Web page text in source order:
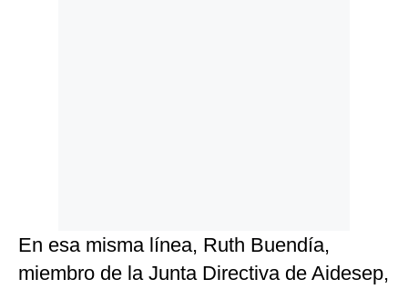
En esa misma línea, Ruth Buendía,
miembro de la Junta Directiva de Aidesep,